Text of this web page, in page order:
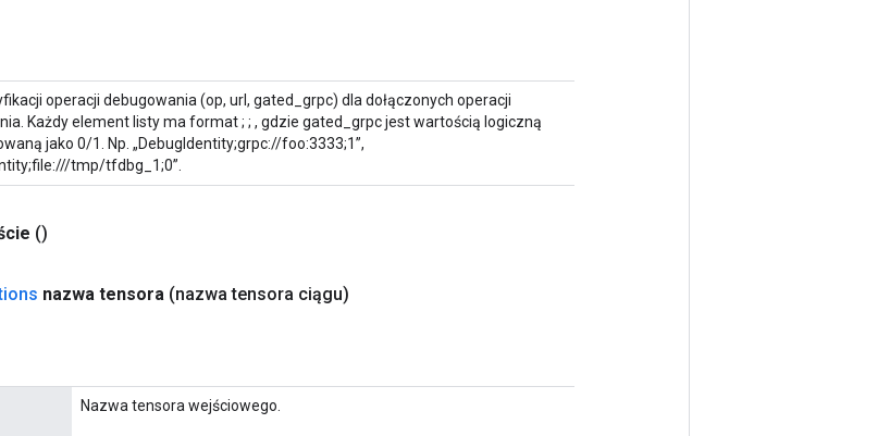
operacji debugowania (op, url, gated_grpc) dla dołączonych operacji
Każdy element listy ma format; ; , gdzie gated_grpc jest wartością logiczną
jako 0/1. Np. „DebugIdentity;grpc://foo:3333;1”,
tmp/tfdbg_1;0”.
()
nazwa tensora (nazwa tensora ciągu)
Nazwa tensora wejściowego.